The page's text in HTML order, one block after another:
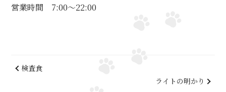
営業時間 7:00～22:00
検査食
ライトの明かり